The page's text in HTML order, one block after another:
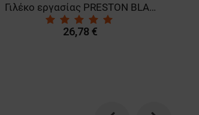
Γιλέκο εργασίας PRESTON BLACK
26,78 €